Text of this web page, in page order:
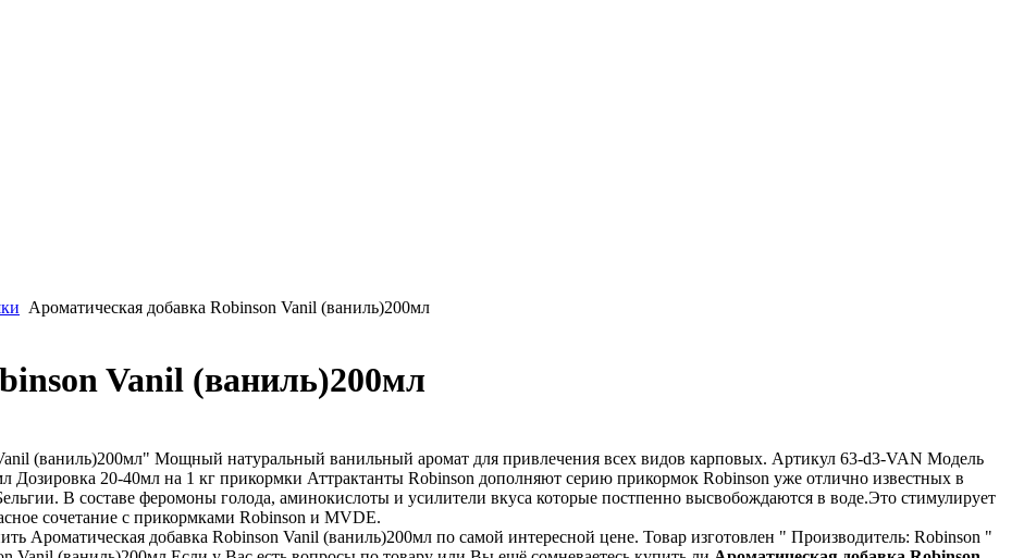
Ароматическая добавка Robinson Vanil (ваниль)200мл
Vanil (ваниль)200мл
(ваниль)200мл" Мощный натуральный ванильный аромат для привлечения всех видов карповых. Артикул 63-d3-VAN Модель
Дозировка 20-40мл на 1 кг прикормки Аттрактанты Robinson дополняют серию прикормок Robinson уже отлично известных в
В составе феромоны голода, аминокислоты и усилители вкуса которые постпенно высвобождаются в воде.Это стимулирует
сочетание с прикормками Robinson и MVDE.
Ароматическая добавка Robinson Vanil (ваниль)200мл по самой интересной цене. Товар изготовлен " Производитель: Robinson "